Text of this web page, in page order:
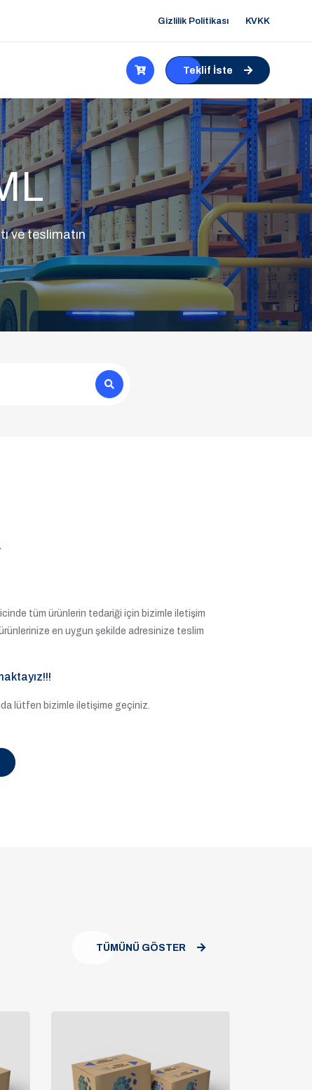
Gizlilik Politikası KVKK
Teklif İste
ve teslimatın
tüm ürünlerin tedariği için bizimle iletişim
en uygun şekilde adresinize teslim
lütfen bizimle iletişime geçiniz.
TÜMÜNÜ GÖSTER